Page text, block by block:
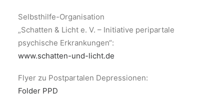
Selbsthilfe-Organisation
„Schatten & Licht e. V. – Initiative peripartale
psychische Erkrankungen“:
www.schatten-und-licht.de
Flyer zu Postpartalen Depressionen:
Folder PPD